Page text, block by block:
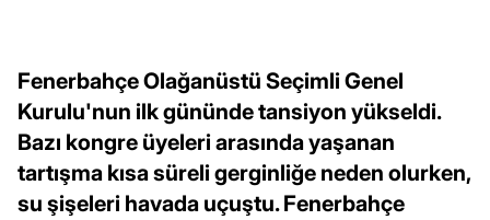
Fenerbahçe Olağanüstü Seçimli Genel
Kurulu'nun ilk gününde tansiyon yükseldi.
Bazı kongre üyeleri arasında yaşanan
tartışma kısa süreli gerginliğe neden olurken,
su şişeleri havada uçuştu. Fenerbahçe